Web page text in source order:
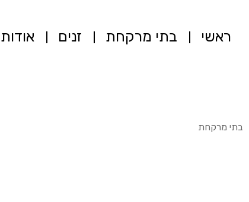
ראשי בתי מרקחת זנים אודות
בתי מרקחת